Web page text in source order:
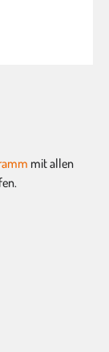
mit allen